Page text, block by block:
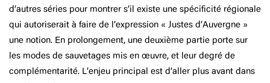
d’autres séries pour montrer s’il existe une spécificité régionale
qui autoriserait à faire de l’expression « Justes d’Auvergne »
une notion. En prolongement, une deuxième partie porte sur
les modes de sauvetages mis en œuvre, et leur degré de
complémentarité. L’enjeu principal est d’aller plus avant dans